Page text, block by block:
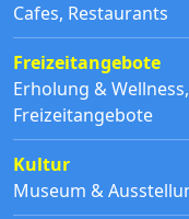
Cafes, Restaurants
Freizeitangebote
Erholung & Wellness,
Freizeitangebote
Kultur
Museum &